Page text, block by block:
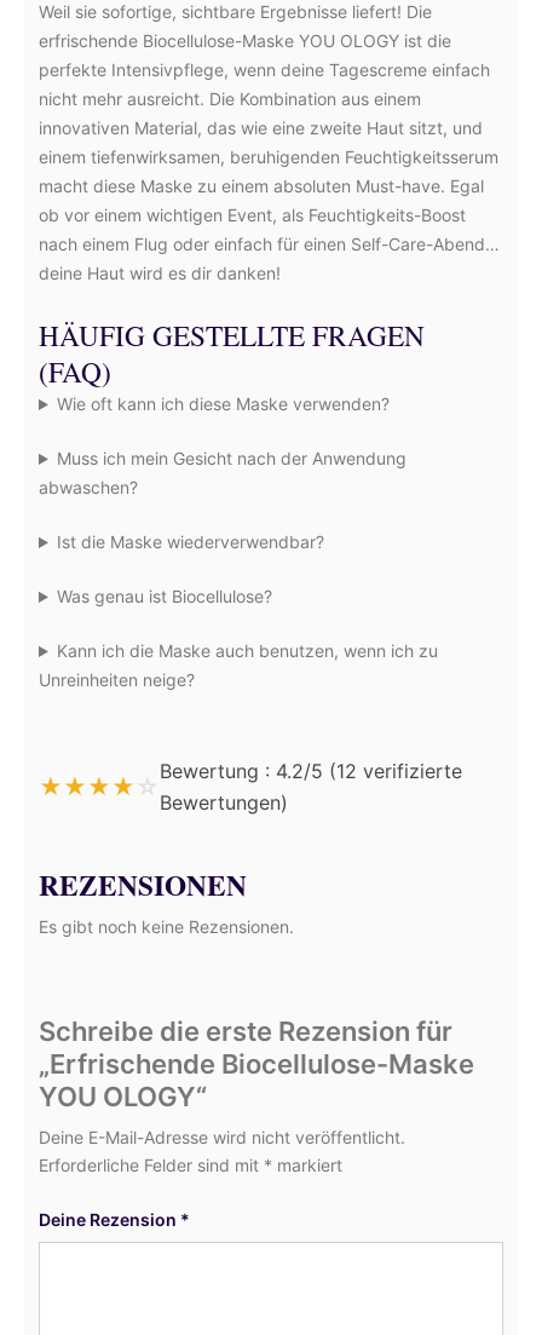
Weil sie sofortige, sichtbare Ergebnisse liefert! Die
erfrischende Biocellulose-Maske YOU OLOGY ist die
perfekte Intensivpflege, wenn deine Tagescreme einfach
nicht mehr ausreicht. Die Kombination aus einem
innovativen Material, das wie eine zweite Haut sitzt, und
einem tiefenwirksamen, beruhigenden Feuchtigkeitsserum
macht diese Maske zu einem absoluten Must-have. Egal
ob vor einem wichtigen Event, als Feuchtigkeits-Boost
nach einem Flug oder einfach für einen Self-Care-Abend…
deine Haut wird es dir danken!
HÄUFIG GESTELLTE FRAGEN
(FAQ)
Wie oft kann ich diese Maske verwenden?
Muss ich mein Gesicht nach der Anwendung
abwaschen?
Ist die Maske wiederverwendbar?
Was genau ist Biocellulose?
Kann ich die Maske auch benutzen, wenn ich zu
Unreinheiten neige?
★★★★ ☆
Bewertung : 4.2/5 (12 verifizierte
Bewertungen)
REZENSIONEN
Es gibt noch keine Rezensionen.
Schreibe die erste Rezension für
„Erfrischende Biocellulose-Maske
YOU OLOGY“
Deine E-Mail-Adresse wird nicht veröffentlicht.
Erforderliche Felder sind mit * markiert
Deine Rezension *